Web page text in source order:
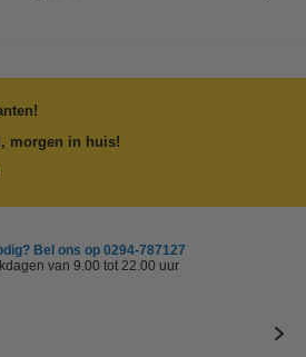
morgen in huis!
Bel ons op 0294-787127
van 9.00 tot 22.00 uur